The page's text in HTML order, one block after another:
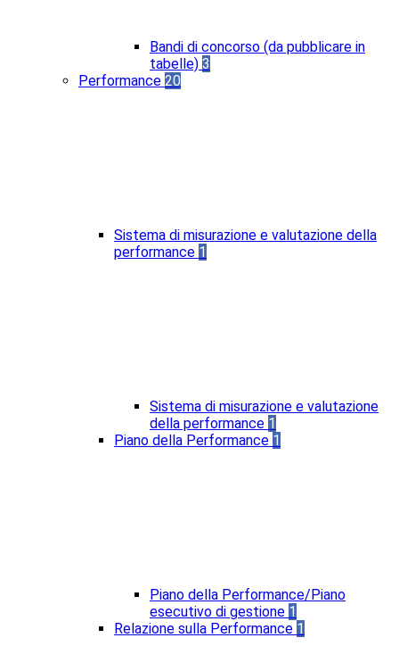
Bandi di concorso (da pubblicare in
tabelle) 3
Performance 20
Sistema di misurazione e valutazione della
performance 1
Sistema di misurazione e valutazione
della performance 1
Piano della Performance 1
Piano della Performance/Piano
esecutivo di gestione 1
Relazione sulla Performance 1